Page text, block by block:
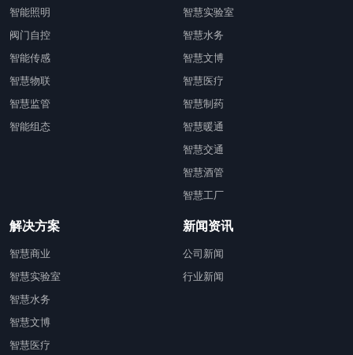
智能照明
阀门自控
智能传感
智慧物联
智慧监管
智能组态
智慧实验室
智慧水务
智慧文博
智慧医疗
智慧制药
智慧暖通
智慧交通
智慧酒管
智慧工厂
解决方案
智慧商业
智慧实验室
智慧水务
智慧文博
智慧医疗
新闻资讯
公司新闻
行业新闻